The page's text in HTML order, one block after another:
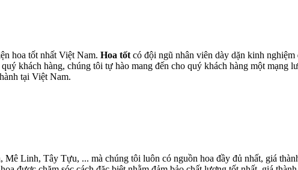
hoa tốt nhất Việt Nam. Hoa tốt có đội ngũ nhân viên dày dặn kinh
khách hàng, chúng tôi tự hào mang đến cho quý khách hàng một mạng
tại Việt Nam.
Linh, Tây Tựu, ... mà chúng tôi luôn có nguồn hoa đầy đủ nhất, giá